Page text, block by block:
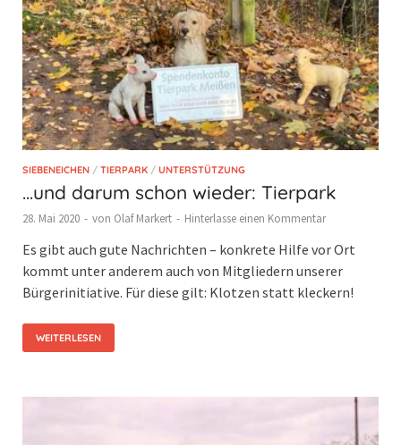
SIEBENEICHEN / TIERPARK / UNTERSTÜTZUNG
…und darum schon wieder: Tierpark
28. Mai 2020 - von Olaf Markert - Hinterlasse einen Kommentar
Es gibt auch gute Nachrichten – konkrete Hilfe vor Ort
kommt unter anderem auch von Mitgliedern unserer
Bürgerinitiative. Für diese gilt: Klotzen statt kleckern!
WEITERLESEN